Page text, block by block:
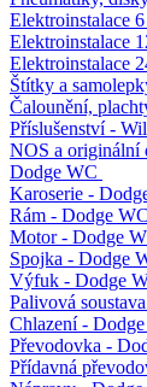
Elektroinstalace
Elektroinstalace
Elektroinstalace
Štítky a
Čalounění,
Příslušenství -
NOS a originální
Dodge WC
Karoserie -
Rám - Dodge WC
Motor - Dodge
Spojka - Dodge
Výfuk - Dodge
Palivová
Chlazení -
Převodovka -
Přídavná